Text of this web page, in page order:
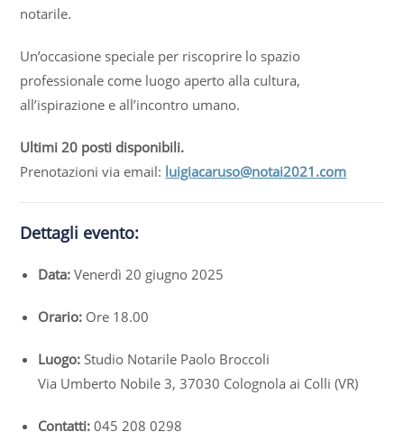
notarile.
Un’occasione speciale per riscoprire lo spazio
professionale come luogo aperto alla cultura,
all’ispirazione e all’incontro umano.
Ultimi 20 posti disponibili.
Prenotazioni via email: luigiacaruso@notai2021.com
Dettagli evento:
Data: Venerdì 20 giugno 2025
Orario: Ore 18.00
Luogo: Studio Notarile Paolo Broccoli
Via Umberto Nobile 3, 37030 Colognola ai Colli (VR)
Contatti: 045 208 0298